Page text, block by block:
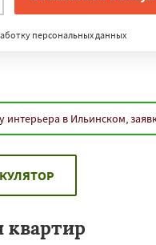
персональных данных
в Ильинском,
квартир